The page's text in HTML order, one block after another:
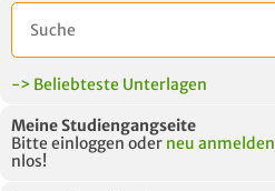
-> Beliebteste Unterlagen
Meine Studiengangseite
Bitte einloggen oder neu anmelden
nlos!